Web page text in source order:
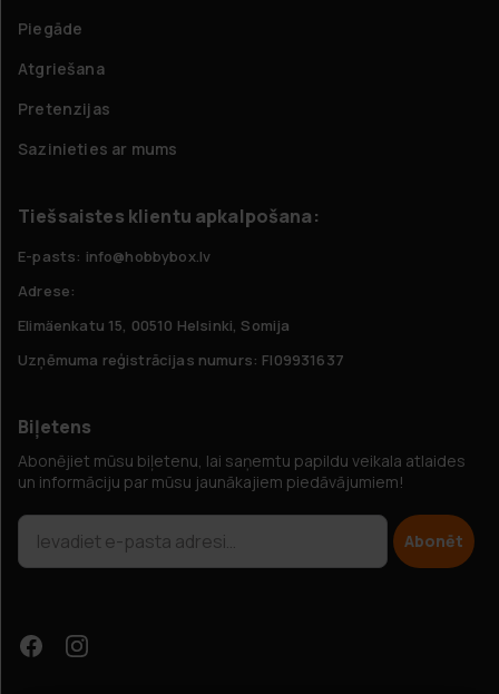
Piegāde
Atgriešana
Pretenzijas
Sazinieties ar mums
Tiešsaistes klientu apkalpošana:
E-pasts: info@hobbybox.lv
Adrese:
Elimäenkatu 15, 00510 Helsinki, Somija
Uzņēmuma reģistrācijas numurs: FI09931637
Biļetens
Abonējiet mūsu biļetenu, lai saņemtu papildu veikala atlaides
un informāciju par mūsu jaunākajiem piedāvājumiem!
Abonēt